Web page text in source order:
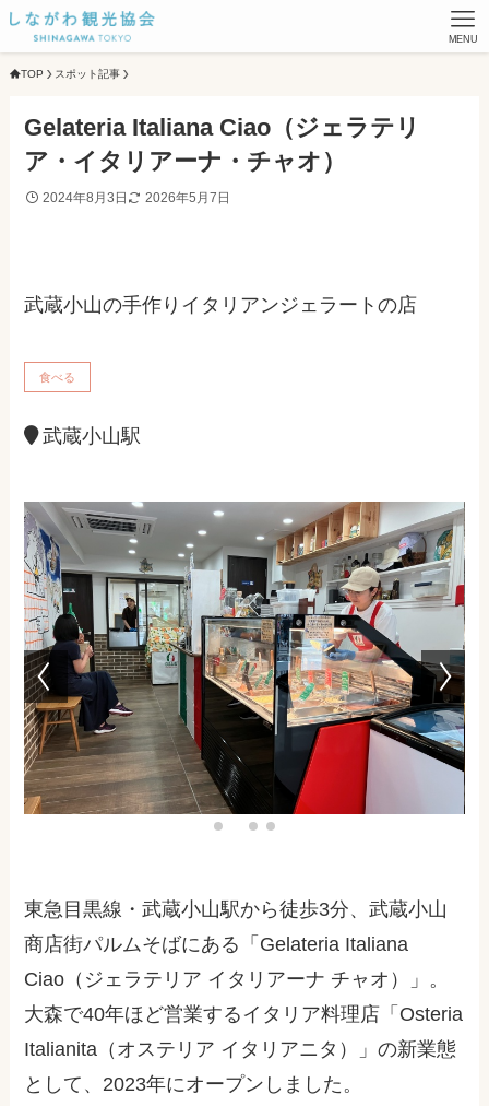
MENU
TOP スポット記事
Gelateria Italiana Ciao（ジェラテリ
ア・イタリアーナ・チャオ）
2024年8月3日 2026年5月7日
武蔵小山の手作りイタリアンジェラートの店
食べる
武蔵小山駅
東急目黒線・武蔵小山駅から徒歩3分、武蔵小山
商店街パルムそばにある「 Gelateria Italiana
Ciao （ジェラテリア イタリアーナ チャオ）」。
大森で40年ほど営業するイタリア料理店「 Osteria
Italianita （オステリア イタリアニタ）」の新業態
として、 2023年にオープンしました。